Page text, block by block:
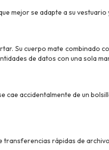
mejor se adapte a su vestuario
Su cuerpo mate combinado
de datos con una sola
cae accidentalmente de un
transferencias rápidas de